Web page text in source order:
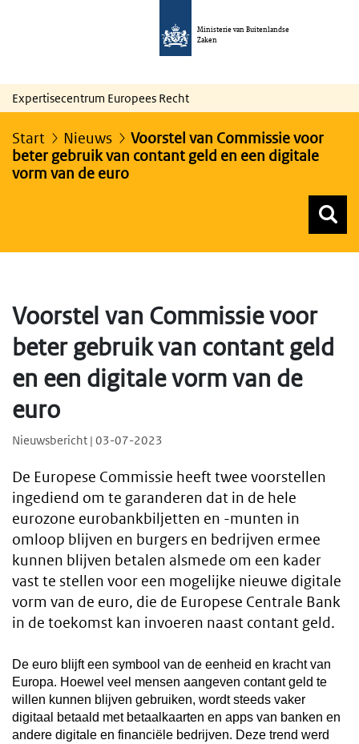
Ministerie van Buitenlandse
Zaken
Expertisecentrum Europees Recht
Start Nieuws
Voorstel van Commissie voor
beter gebruik van contant geld en een digitale
vorm van de euro
Voorstel van Commissie voor
beter gebruik van contant geld
en een digitale vorm van de
euro
Nieuwsbericht | 03-07-2023
De Europese Commissie heeft twee voorstellen
ingediend om te garanderen dat in de hele
eurozone eurobankbiljetten en -munten in
omloop blijven en burgers en bedrijven ermee
kunnen blijven betalen alsmede om een kader
vast te stellen voor een mogelijke nieuwe digitale
vorm van de euro, die de Europese Centrale Bank
in de toekomst kan invoeren naast contant geld.
De euro blijft een symbool van de eenheid en kracht van
Europa. Hoewel veel mensen aangeven contant geld te
willen kunnen blijven gebruiken, wordt steeds vaker
digitaal betaald met betaalkaarten en apps van banken en
andere digitale en financiële bedrijven. Deze trend werd